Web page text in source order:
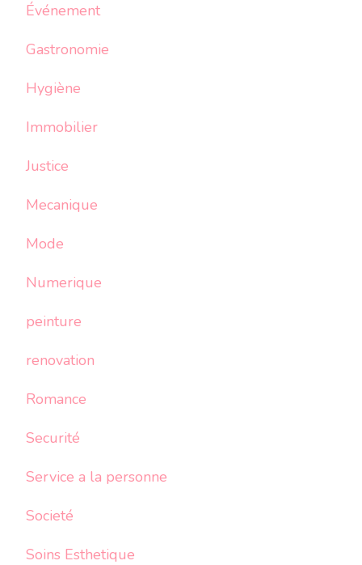
Événement
Gastronomie
Hygiène
Immobilier
Justice
Mecanique
Mode
Numerique
peinture
renovation
Romance
Securité
Service a la personne
Societé
Soins Esthetique